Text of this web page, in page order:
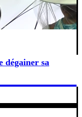
dégainer sa